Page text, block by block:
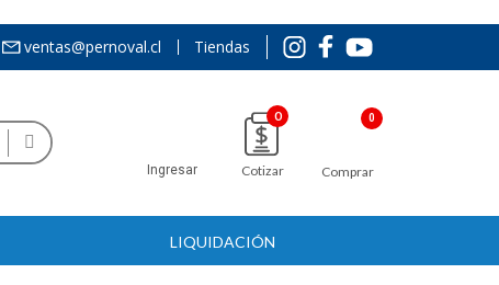
ventas@pernoval.cl Tiendas
Ingresar
0
Cotizar Comprar
LIQUIDACIÓN